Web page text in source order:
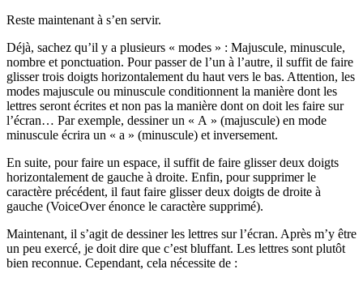
Reste maintenant à s’en servir.
Déjà, sachez qu’il y a plusieurs « modes » : Majuscule, minuscule,
nombre et ponctuation. Pour passer de l’un à l’autre, il suffit de faire
glisser trois doigts horizontalement du haut vers le bas. Attention, les
modes majuscule ou minuscule conditionnent la manière dont les
lettres seront écrites et non pas la manière dont on doit les faire sur
l’écran… Par exemple, dessiner un « A » (majuscule) en mode
minuscule écrira un « a » (minuscule) et inversement.
En suite, pour faire un espace, il suffit de faire glisser deux doigts
horizontalement de gauche à droite. Enfin, pour supprimer le
caractère précédent, il faut faire glisser deux doigts de droite à
gauche (VoiceOver énonce le caractère supprimé).
Maintenant, il s’agit de dessiner les lettres sur l’écran. Après m’y être
un peu exercé, je doit dire que c’est bluffant. Les lettres sont plutôt
bien reconnue. Cependant, cela nécessite de :